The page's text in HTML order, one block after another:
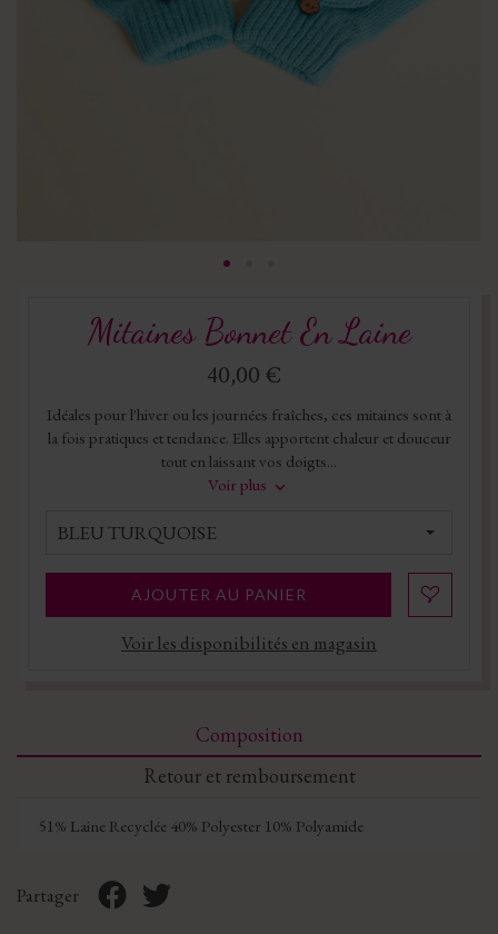
Mitaines Bonnet En Laine
40,00 €
Idéales pour l'hiver ou les journées fraîches, ces mitaines sont à
la fois pratiques et tendance. Elles apportent chaleur et douceur
tout en laissant vos doigts...
Voir plus
BLEU TURQUOISE
AJOUTER AU PANIER
Voir les disponibilités en magasin
Composition
Retour et remboursement
51% Laine Recyclée 40% Polyester 10% Polyamide
Partager